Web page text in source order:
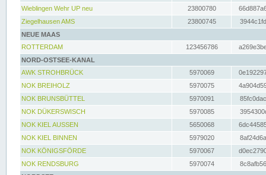
Wieblingen Wehr UP neu
23800780
Ziegelhausen AMS
23800745
NEUE MAAS
ROTTERDAM
123456786
NORD-OSTSEE-KANAL
AWK STROHBRÜCK
5970069
NOK BREIHOLZ
5970075
NOK BRUNSBÜTTEL
5970091
NOK DÜKERSWISCH
5970085
NOK KIEL AUSSEN
5650068
NOK KIEL BINNEN
5979020
NOK KÖNIGSFÖRDE
5970067
NOK RENDSBURG
5970074